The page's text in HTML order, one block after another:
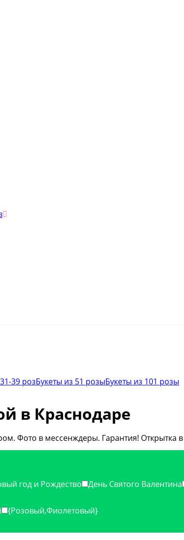
39 розБукеты из 51 розыБукеты из 101 розы
в Краснодаре
Фото в мессенждеры. Гарантия! Открытка
год и Рождество День Святого Валентина
{Розовый,Фиолетовый}